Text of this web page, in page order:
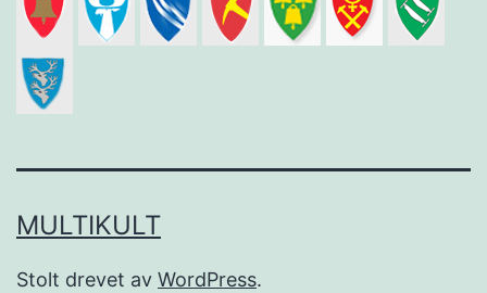
MULTIKULT
Stolt drevet av WordPress.